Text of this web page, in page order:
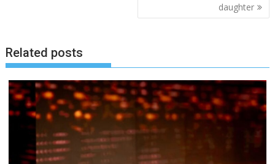
daughter
Related posts